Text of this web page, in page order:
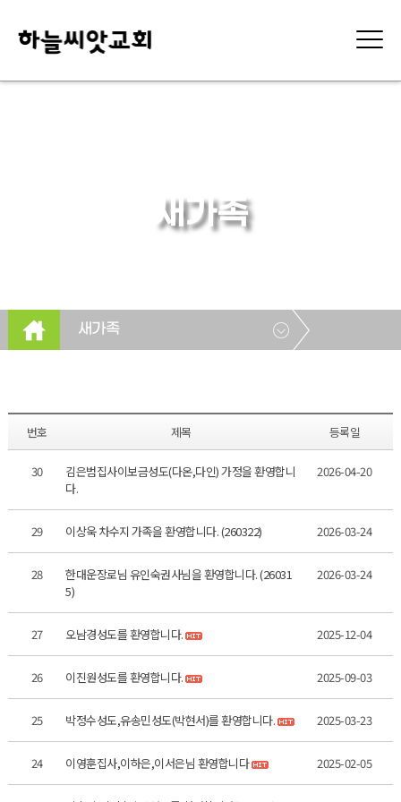
새가족
새가족
번호 제목 등록일
30
김은범집사이보금성도(다온,다인) 가정을 환영합니
다.
2026-04-20
29 이상욱 차수지 가족을 환영합니다. (260322) 2026-03-24
28
한대운장로님 유인숙권사님을 환영합니다. (26031
5)
2026-03-24
27 오남경성도를 환영합니다. 2025-12-04
26 이진원성도를 환영합니다. 2025-09-03
25 박정수성도,유송민성도(박현서)를 환영합니다. 2025-03-23
24 이영훈집사,이하은,이서은님 환영합니다 2025-02-05